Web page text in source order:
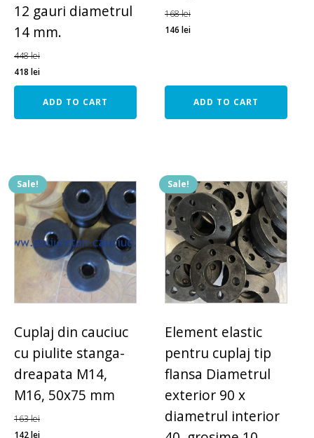
12 gauri diametrul
14 mm.
448lei
418 lei
ADD TO CART
168lei
146lei
ADD TO CART
Sale!
Cuplaj din cauciuc
cu piulite stanga-
dreapata M14,
M16, 50x75 mm
163lei
142lei
Sale!
Element elastic
pentru cuplaj tip
flansa Diametrul
exterior 90 x
diametrul interior